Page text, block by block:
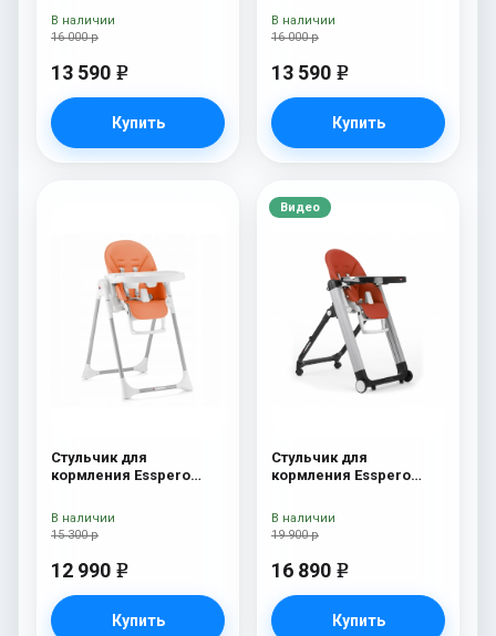
16 000 р
13 590 e
Купить
В наличии
16 000 р
13 590 e
Купить
В наличии
Стульчик для
кормления Esspero
15 300 р
12 990 e
Купить
В наличии
Видео
Стульчик для
кормления Esspero
19 900 р
16 890 e
Купить
В наличии